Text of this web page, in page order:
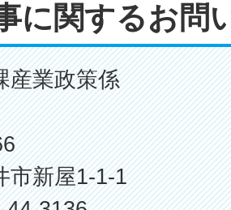
に関するお問
産業政策係
市新屋1-1-1